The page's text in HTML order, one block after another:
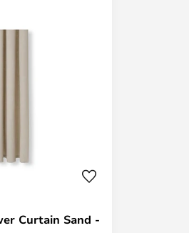
Curtain Sand -